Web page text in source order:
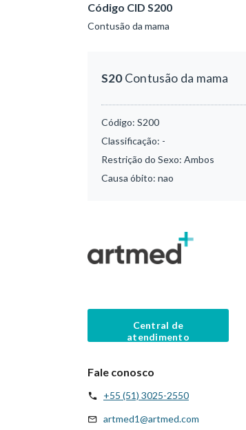
Código CID S200
Contusão da mama
S20Contusão da mama
Código: S200
Classificação: -
Restrição do Sexo: Ambos
Causa óbito: nao
Central de
atendimento
Fale conosco
+55 (51) 3025-2550
artmed1@artmed.com